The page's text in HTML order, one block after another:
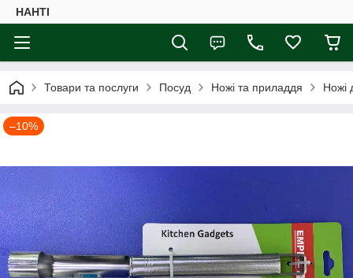
НАНTI
Товари та послуги Посуд Ножі та приладдя Ножі
–10%